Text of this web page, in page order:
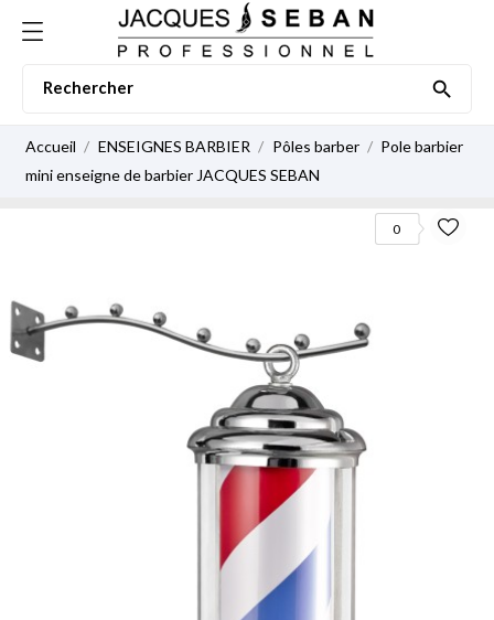

Accueil ENSEIGNES BARBIER Pôles barber
Pole barbier
mini enseigne de barbier JACQUES SEBAN
0